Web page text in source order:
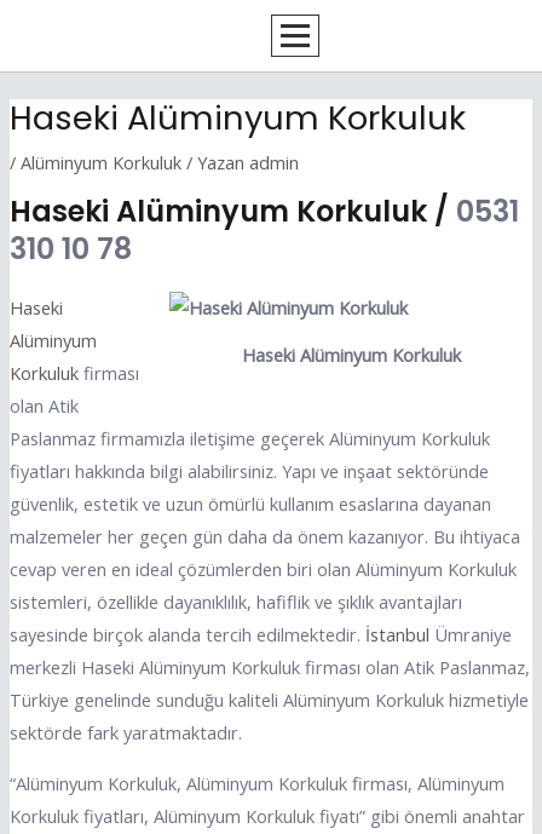
Haseki Alüminyum Korkuluk
/ Alüminyum Korkuluk/ Yazan admin
Haseki Alüminyum Korkuluk / 0531
310 10 78
Haseki Alüminyum Korkuluk
Haseki
Alüminyum
Korkulukfirması
olan Atik
Paslanmaz firmamızla iletişime geçerek Alüminyum Korkuluk
fiyatları hakkında bilgi alabilirsiniz. Yapı ve inşaat sektöründe
güvenlik, estetik ve uzun ömürlü kullanım esaslarına dayanan
malzemeler her geçen gün daha da önem kazanıyor. Bu ihtiyaca
cevap veren en ideal çözümlerden biri olan Alüminyum Korkuluk
sistemleri, özellikle dayanıklılık, hafiflik ve şıklık avantajları
sayesinde birçok alanda tercih edilmektedir. İstanbul Ümraniye
merkezli Haseki Alüminyum Korkuluk firması olan Atik Paslanmaz,
Türkiye genelinde sunduğu kaliteli Alüminyum Korkuluk hizmetiyle
sektörde fark yaratmaktadır.
“Alüminyum Korkuluk, Alüminyum Korkuluk firması, Alüminyum
Korkuluk fiyatları, Alüminyum Korkuluk fiyatı” gibi önemli anahtar